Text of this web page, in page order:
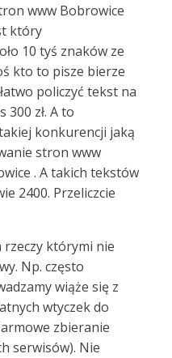
www Bobrowice
który
10 tyś znaków ze
kto to pisze bierze
policzyć tekst na
300 zł. A to
konkurencji jaką
stron www
. A takich tekstów
2400. Przeliczcie
rzeczy którymi nie
Np. często
wiąże się z
wtyczek do
zbieranie
serwisów). Nie